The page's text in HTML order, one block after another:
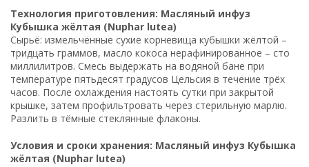
Технология приготовления: Масляный инфуз
Кубышка жёлтая (Nuphar lutea)
Сырьё: измельчённые сухие корневища кубышки жёлтой –
тридцать граммов, масло кокоса нерафинированное – сто
миллилитров. Смесь выдержать на водяной бане при
температуре пятьдесят градусов Цельсия в течение трёх
часов. После охлаждения настоять сутки при закрытой
крышке, затем профильтровать через стерильную марлю.
Разлить в тёмные стеклянные флаконы.
Условия и сроки хранения: Масляный инфуз Кубышка
жёлтая (Nuphar lutea)